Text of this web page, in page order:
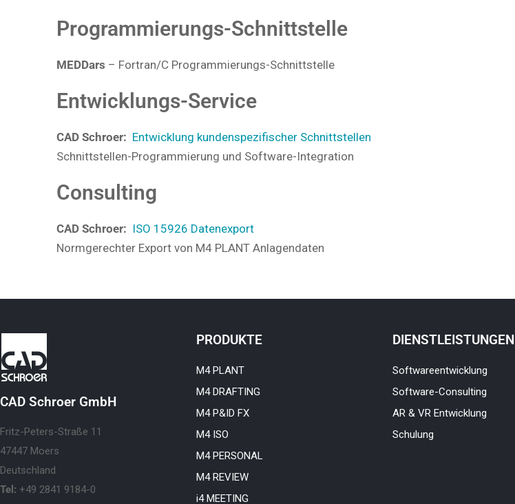
Programmierungs-Schnittstelle
MEDDars – Fortran/C Programmierungs-Schnittstelle
Entwicklungs-Service
CAD Schroer: Entwicklung kundenspezifischer Schnittstellen
Schnittstellen-Programmierung und Software-Integration
Consulting
CAD Schroer: ISO 15926 Datenexport
Normgerechter Export von M4 PLANT Anlagendaten
CAD Schroer GmbH
Fritz-Peters-Straße 11
47447 Moers
Deutschland
Tel: +49 2841 9184-0
PRODUKTE
M4 PLANT
M4 DRAFTING
M4 P&ID FX
M4 ISO
M4 PERSONAL
M4 REVIEW
i4 MEETING
DIENSTLEISTUNGEN
Softwareentwicklung
Software-Consulting
AR & VR Entwicklung
Schulung